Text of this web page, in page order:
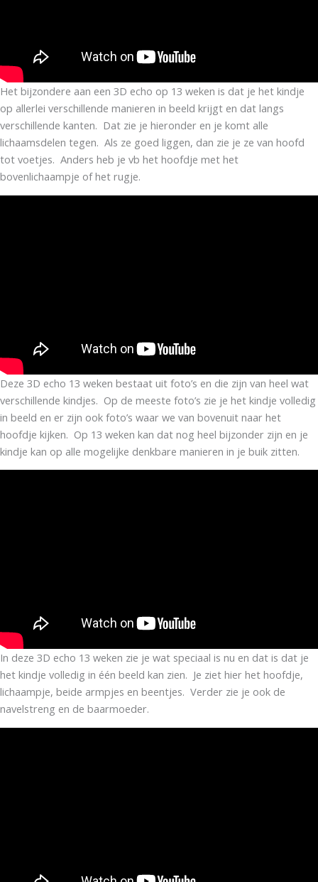
Het bijzondere aan een 3D echo op 13 weken is dat je het kindje
op allerlei verschillende manieren in beeld krijgt en dat langs
verschillende kanten. Dat zie je hieronder en je komt alle
lichaamsdelen tegen. Als ze goed liggen, dan zie je ze van hoofd
tot voetjes. Anders heb je vb het hoofdje met het
bovenlichaampje of het rugje.
Deze 3D echo 13 weken bestaat uit foto’s en die zijn van heel wat
verschillende kindjes. Op de meeste foto’s zie je het kindje volledig
in beeld en er zijn ook foto’s waar we van bovenuit naar het
hoofdje kijken. Op 13 weken kan dat nog heel bijzonder zijn en je
kindje kan op alle mogelijke denkbare manieren in je buik zitten.
In deze 3D echo 13 weken zie je wat speciaal is nu en dat is dat je
het kindje volledig in één beeld kan zien. Je ziet hier het hoofdje,
lichaampje, beide armpjes en beentjes. Verder zie je ook de
navelstreng en de baarmoeder.